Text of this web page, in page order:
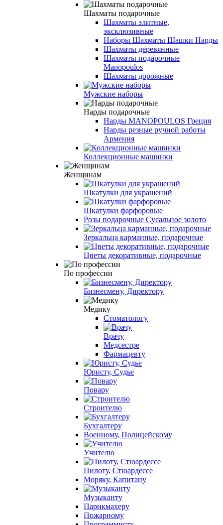
Шахматы подарочные
Шахматы элитные,
эксклюзивные
Наборы Шахматы Шашки Нарды
Шахматы деревянные
Шахматы подарочные
Manopoulos
Шахматы дорожные
Мужские наборы
Нарды подарочные
Нарды MANOPOULOS Греция
Нарды резные ручной работы
Армения
Коллекционные машинки
Женщинам
Шкатулки для украшений
Шкатулки фарфоровые
Розы подарочные Сусальное золото
Зеркальца карманные, подарочные
Цветы декоративные, подарочные
По профессии
Бизнесмену, Директору
Медику
Стоматологу
Врачу
Медсестре
Фармацевту
Юристу, Судье
Повару
Строителю
Бухгалтеру
Военному, Полицейскому
Учителю
Пилоту, Стюардессе
Моряку, Капитану
Музыканту
Парикмахеру
Пожарному